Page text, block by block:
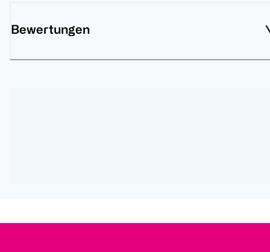
Bewertungen